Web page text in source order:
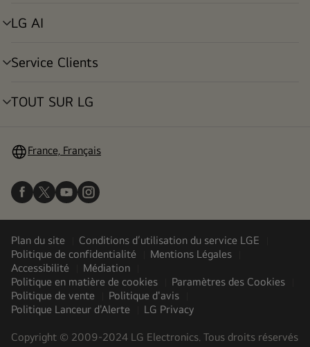
LG AI
menu
Service Clients
menu
TOUT SUR LG
menu
France, Français
Plan du site
Conditions d’utilisation du service LGE
Politique de confidentialité
Mentions Légales
Accessibilité
Médiation
Politique en matière de cookies
Paramètres des Cookies
Politique de vente
Politique d'avis
Politique Lanceur d'Alerte
LG Privacy
Copyright © 2009-2024 LG Electronics. Tous droits réservés